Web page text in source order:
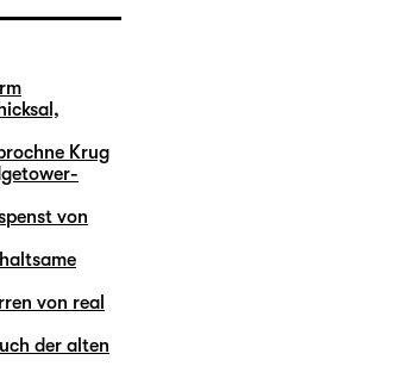
Krug
von
von real
der alten